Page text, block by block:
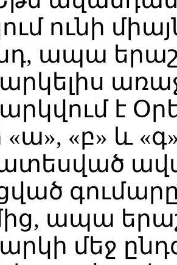
ունի
ապա
է
«բ» և
գումարը
ապա
մեջ